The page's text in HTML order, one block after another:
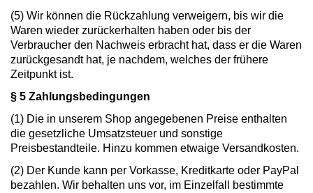
(5) Wir können die Rückzahlung verweigern, bis wir die
Waren wieder zurückerhalten haben oder bis der
Verbraucher den Nachweis erbracht hat, dass er die Waren
zurückgesandt hat, je nachdem, welches der frühere
Zeitpunkt ist.
§ 5 Zahlungsbedingungen
(1) Die in unserem Shop angegebenen Preise enthalten
die gesetzliche Umsatzsteuer und sonstige
Preisbestandteile. Hinzu kommen etwaige Versandkosten.
(2) Der Kunde kann per Vorkasse, Kreditkarte oder PayPal
bezahlen. Wir behalten uns vor, im Einzelfall bestimmte